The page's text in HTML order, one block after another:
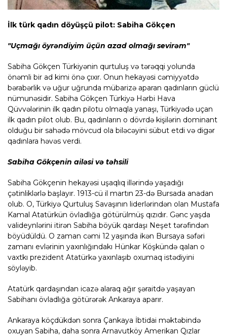
İlk türk qadın döyüşçü pilot: Sabiha Gökçen
"Uçmağı öyrəndiyim üçün azad olmağı sevirəm"
Sabiha Gökçen Türkiyənin qurtuluş və tərəqqi yolunda
önəmli bir ad kimi önə çıxır. Onun hekayəsi cəmiyyətdə
bərabərlik və uğur uğrunda mübarizə aparan qadınların güclü
nümunəsidir. Sabiha Gökçen Türkiyə Hərbi Hava
Qüvvələrinin ilk qadın pilotu olmaqla yanaşı, Türkiyədə uçan
ilk qadın pilot olub. Bu, qadınların o dövrdə kişilərin dominant
olduğu bir sahədə mövcud ola biləcəyini sübut etdi və digər
qadınlara həvəs verdi.
Sabiha Gökçenin ailəsi və təhsili
Sabiha Gökçenin hekayəsi uşaqlıq illərində yaşadığı
çətinliklərlə başlayır. 1913-cü il martın 23-də Bursada anadan
olub. O, Türkiyə Qurtuluş Savaşının liderlərindən olan Mustafa
Kamal Atatürkün övladlığa götürülmüş qızıdır. Gənc yaşda
valideynlərini itirən Sabiha böyük qardaşı Neşet tərəfindən
böyüdüldü. O zaman cəmi 12 yaşında ikən Bursaya səfəri
zamanı evlərinin yaxınlığındakı Hünkar Köşkündə qalan o
vaxtkı prezident Atatürkə yaxınlaşıb oxumaq istədiyini
söyləyib.
Atatürk qardaşından icazə alaraq ağır şəraitdə yaşayan
Sabihanı övladlığa götürərək Ankaraya aparır.
Ankaraya köçdükdən sonra Çankaya İbtidai məktəbində
oxuyan Sabiha, daha sonra Arnavutköy Amerikan Qızlar